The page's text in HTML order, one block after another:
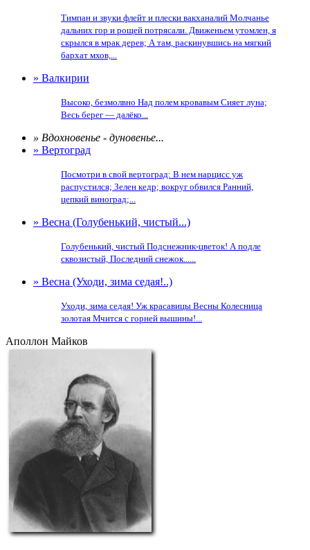
Тимпан и звуки флейт и плески вакханалий Молчанье
дальних гор и рощей потрясали. Движеньем утомлен, я
скрылся в мрак дерев; А там, раскинувшись на мягкий
бархат мхов,...
» Валкирии
Высоко, безмолвно Над полем кровавым Сияет луна;
Весь берег — далёко...
» Вдохновенье - дуновенье...
» Вертоград
Посмотри в свой вертоград: В нем нарцисс уж
распустился; Зелен кедр; вокруг обвился Ранний,
цепкий виноград;...
» Весна (Голубенький, чистый...)
Голубенький, чистый Подснежник-цветок! А подле
сквозистый, Последний снежок......
» Весна (Уходи, зима седая!..)
Уходи, зима седая! Уж красавицы Весны Колесница
золотая Мчится с горней вышины!...
Аполлон Майков